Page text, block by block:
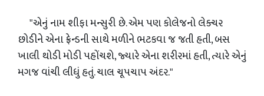
"એનું નામ શીફા મન્સુરી છે. એમ પણ કોલેજનો લેક્ચર
છોડીને એના ફ્રેન્ડની સાથે મળીને ભટકવા જ જતી હતી, બસ
ખાલી થોડી મોડી પહોંચશે, જ્યારે એના શરીરમાં હતી, ત્યારે એનું
મગજ વાંચી લીધું હતું. ચાલ ચૂપચાપ અંદર."